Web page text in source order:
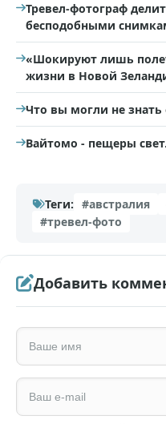
Тревел-фотограф
бесподобными
«Шокируют лишь
жизни в Новой
Что вы могли не
Вайтомо - пещеры
Теги: #австралия
#тревел-фото
Добавить